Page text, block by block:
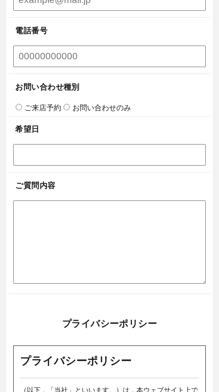
電話番号
お問い合わせ種別
ご来店予約 お問い合わせのみ
希望日
ご質問内容
プライバシーポリシー
プライバシーポリシー
（以下，「当社」といいます。）は，本ウェブサイト上で